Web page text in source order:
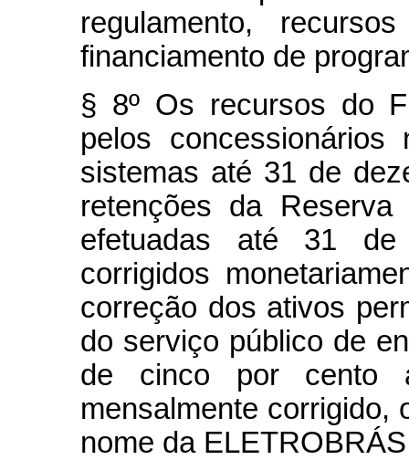
regulamento,
financiamento de
§ 8º Os recursos do
pelos
sistemas até 31 de
retenções da
efetuadas até 31
corrigidos
correção dos ativos
do serviço público de
de cinco por cento
mensalmente corrigido,
nome da